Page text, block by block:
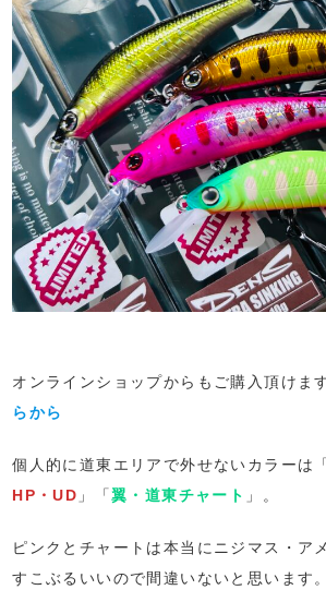
オンラインショップからもご購入頂けま
らから
個人的に道東エリアで外せないカラーは「
HP・UD 」「翼・道東チャート 」。
ピンクとチャートは本当にニジマス・ア
すこぶるいいので間違いないと思います。